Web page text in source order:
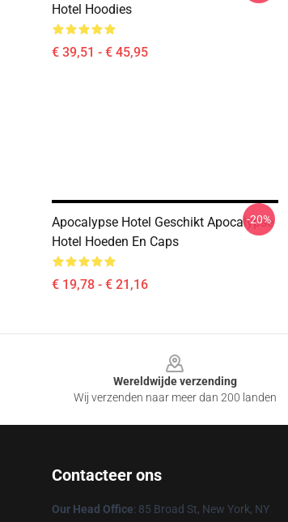
Hotel Hoodies
€ 39,51 - € 45,95
Apocalypse Hotel Geschikt Apocalypse
Hotel Hoeden En Caps
€ 19,78 - € 21,16
-20%
Wereldwijde verzending
Wij verzenden naar meer dan 200 landen
Contacteer ons
Our Head Office: 85 Broad St, New York, NY